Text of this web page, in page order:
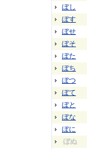
ぼし
ぼす
ぼせ
ぼそ
ぼた
ぼち
ぼつ
ぼて
ぼと
ぼな
ぼに
ぼぬ